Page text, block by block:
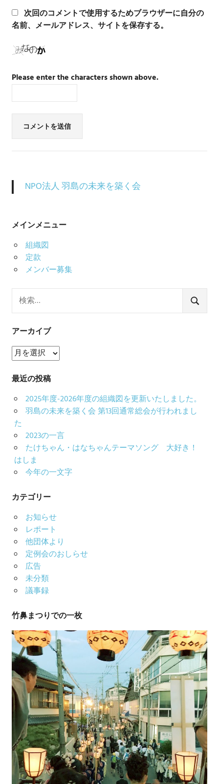
次回のコメントで使用するためブラウザーに自分の
名前、メールアドレス、サイトを保存する。
Please enter the characters shown above.
NPO法人 羽島の未来を築く会
メインメニュー
組織図
定款
メンバー募集
索:
検
索
アーカイブ
ア
ー
カ
ブ
最近の投稿
2025年度-2026年度の組織図を更新いたしました。
羽島の未来を築く会 第13回通常総会が行われまし
た
2023の一言
たけちゃん・はなちゃんテーマソング 大好き！
はしま
今年の一文字
カテゴリー
お知らせ
レポート
他団体より
定例会のおしらせ
広告
未分類
議事録
竹鼻まつりでの一枚